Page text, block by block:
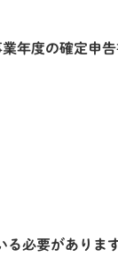
年度の確定申
必要があります